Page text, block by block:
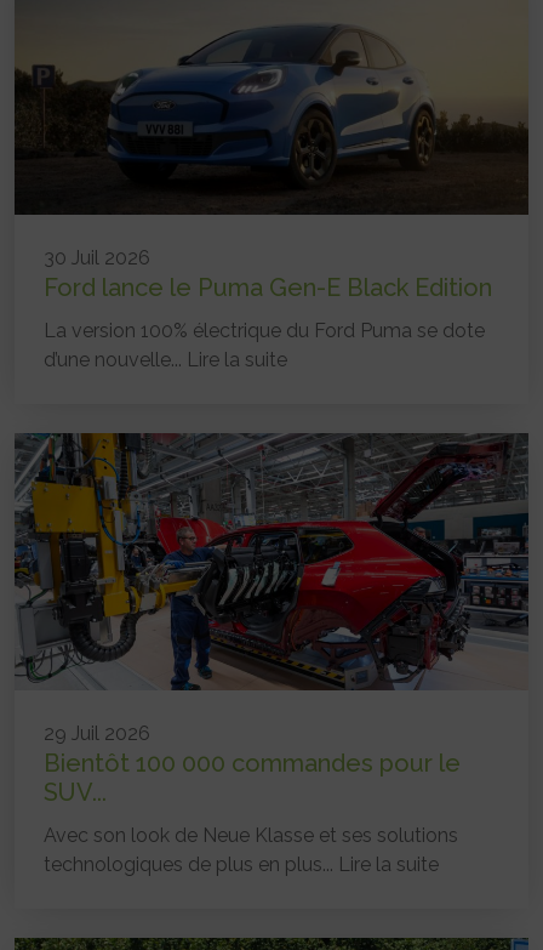
30 Juil 2026
Ford lance le Puma Gen-E Black Edition
La version 100% électrique du Ford Puma se dote
d’une nouvelle... Lire la suite
29 Juil 2026
Bientôt 100 000 commandes pour le
SUV...
Avec son look de Neue Klasse et ses solutions
technologiques de plus en plus... Lire la suite